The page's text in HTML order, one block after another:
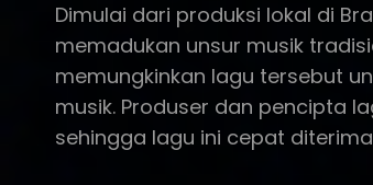
Dimulai dari produksi lokal di
memadukan unsur musik
memungkinkan lagu tersebut
musik. Produser dan pencipta
sehingga lagu ini cepat